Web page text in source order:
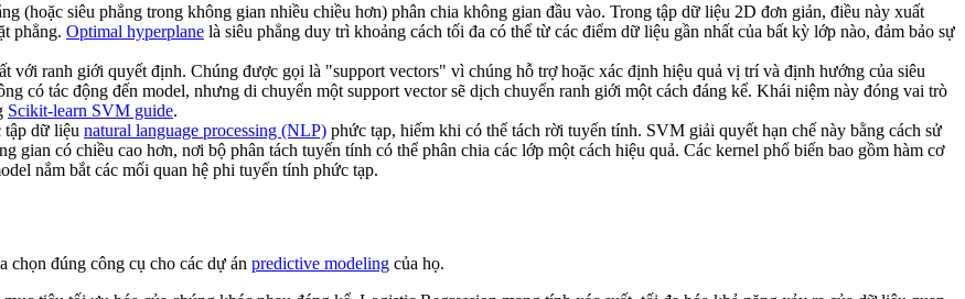
(hoặc siêu phẳng trong không gian nhiều chiều hơn) phân chia không gian đầu vào. Trong tập dữ liệu 2D đơn giản, điều này xuất
phẳng. Optimal hyperplane là siêu phẳng duy trì khoảng cách tối đa có thể từ các điểm dữ liệu gần nhất của bất kỳ lớp nào, đảm bảo sự
với ranh giới quyết định. Chúng được gọi là "support vectors" vì chúng hỗ trợ hoặc xác định hiệu quả vị trí và định hướng của siêu
có tác động đến model, nhưng di chuyển một support vector sẽ dịch chuyển ranh giới một cách đáng kể. Khái niệm này đóng vai trò
Scikit-learn SVM guide.
tập dữ liệu natural language processing (NLP) phức tạp, hiếm khi có thể tách rời tuyến tính. SVM giải quyết hạn chế này bằng cách sử
có chiều cao hơn, nơi bộ phân tách tuyến tính có thể phân chia các lớp một cách hiệu quả. Các kernel phổ biến bao gồm hàm cơ
nắm bắt các mối quan hệ phi tuyến tính phức tạp.
chọn đúng công cụ cho các dự án predictive modeling của họ.